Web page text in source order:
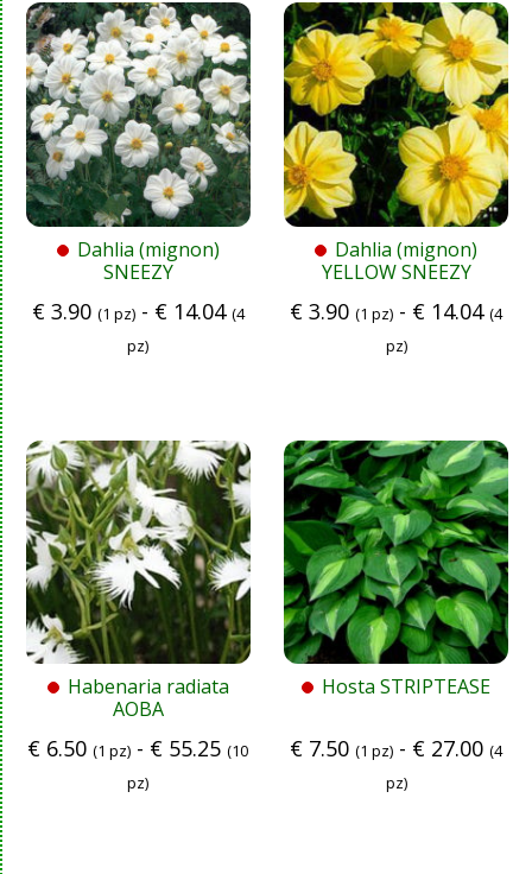
Dahlia (mignon)
SNEEZY
€3.90 (1 pz)- €14.04 (4
pz)
Dahlia (mignon)
YELLOW SNEEZY
€ 3.90 (1 pz) - € 14.04 (4
pz)
Habenaria radiata
AOBA
€ 6.50 (1 pz) - € 55.25 (10
pz)
Hosta STRIPTEASE
€ 7.50 (1 pz) - € 27.00 (4
pz)